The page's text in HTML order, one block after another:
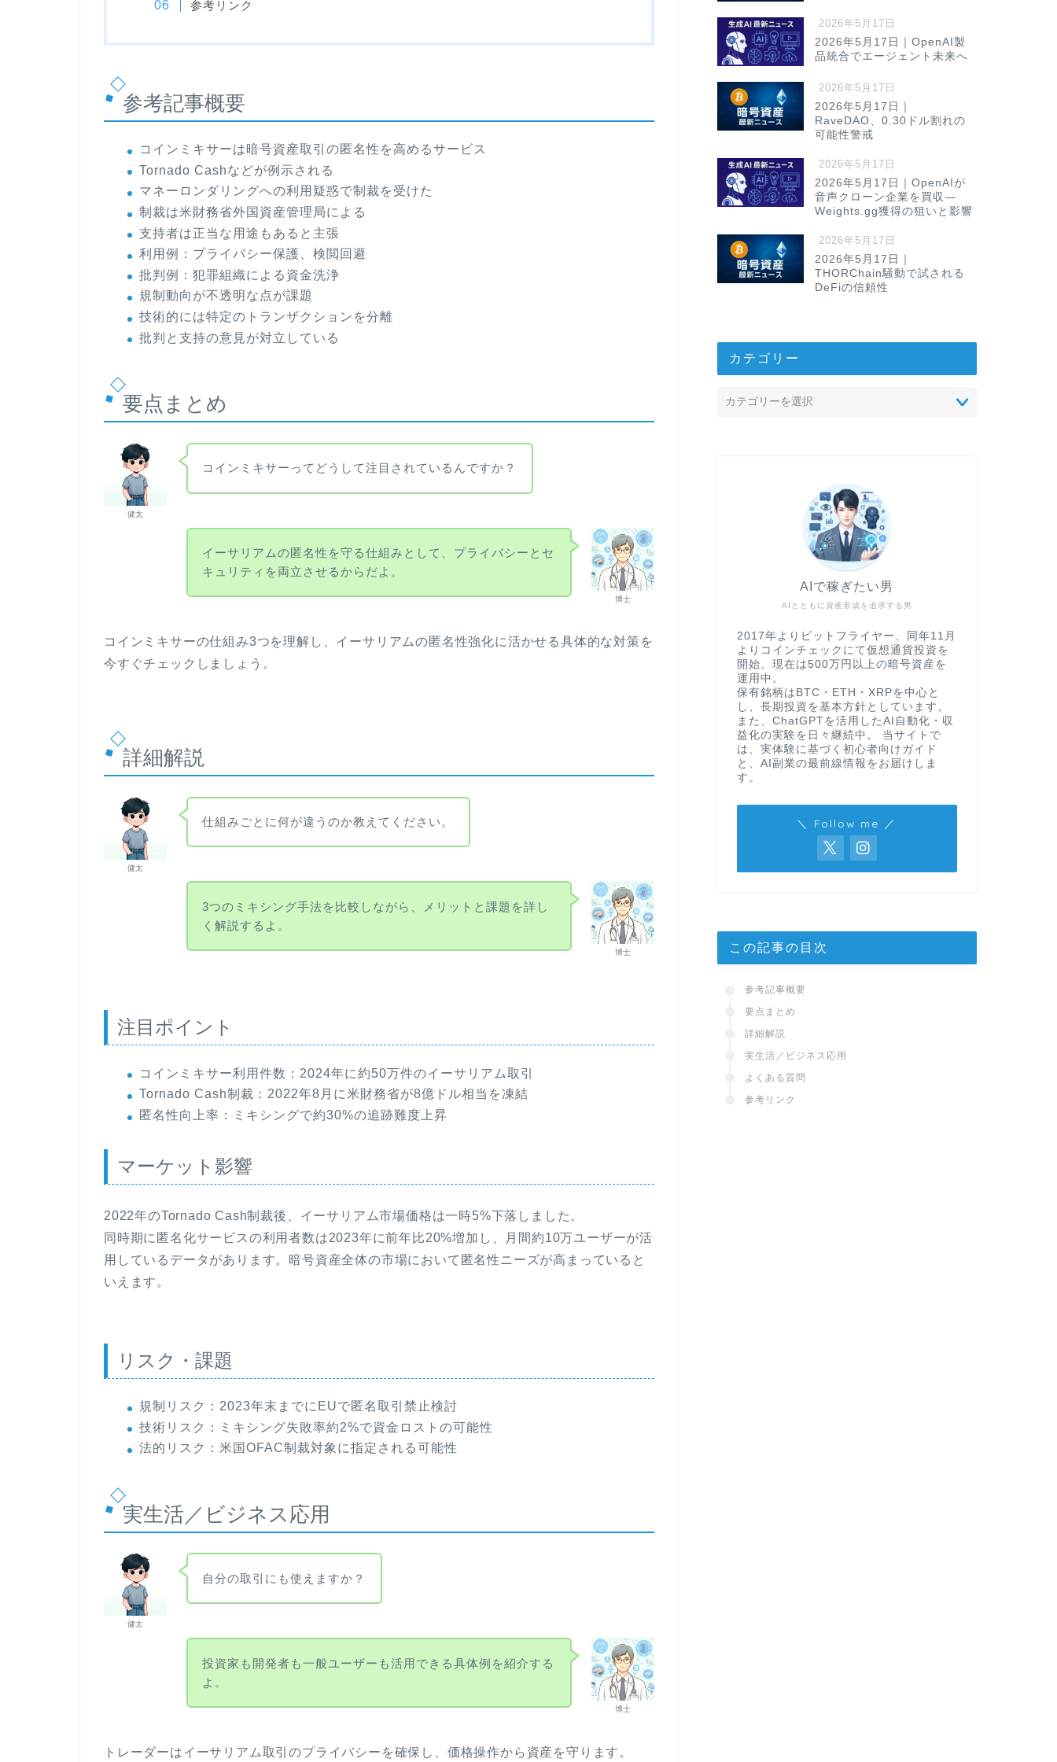
参考リンク
参考記事概要
コインミキサーは暗号資産取引の匿名性を高めるサービス
Tornado Cashなどが例示される
マネーロンダリングへの利用疑惑で制裁を受けた
制裁は米財務省外国資産管理局による
支持者は正当な用途もあると主張
利用例：プライバシー保護、検閲回避
批判例：犯罪組織による資金洗浄
規制動向が不透明な点が課題
技術的には特定のトランザクションを分離
批判と支持の意見が対立している
要点まとめ
健太
コインミキサーってどうして注目されているんですか？
博士
イーサリアムの匿名性を守る仕組みとして、プライバシーとセ
キュリティを両立させるからだよ。
コインミキサーの仕組み3つを理解し、イーサリアムの匿名性強化に活かせる具体的な対策を
今すぐチェックしましょう。
詳細解説
健太
仕組みごとに何が違うのか教えてください。
博士
3つのミキシング手法を比較しながら、メリットと課題を詳し
く解説するよ。
注目ポイント
コインミキサー利用件数：2024年に約50万件のイーサリアム取引
Tornado Cash制裁：2022年8月に米財務省が8億ドル相当を凍結
匿名性向上率：ミキシングで約30%の追跡難度上昇
マーケット影響
2022年のTornado Cash制裁後、イーサリアム市場価格は一時5%下落しました。
同時期に匿名化サービスの利用者数は2023年に前年比20%増加し、月間約10万ユーザーが活
用しているデータがあります。暗号資産全体の市場において匿名性ニーズが高まっていると
いえます。
リスク・課題
規制リスク：2023年末までにEUで匿名取引禁止検討
技術リスク：ミキシング失敗率約2%で資金ロストの可能性
法的リスク：米国OFAC制裁対象に指定される可能性
実生活／ビジネス応用
健太
自分の取引にも使えますか？
博士
投資家も開発者も一般ユーザーも活用できる具体例を紹介する
よ。
トレーダーはイーサリアム取引のプライバシーを確保し、価格操作から資産を守ります。
2026年5月17日
2026年5月17日｜OpenAI製
品統合でエージェント未来へ
2026年5月17日
2026年5月17日｜
RaveDAO、0.30ドル割れの
可能性警戒
2026年5月17日
2026年5月17日｜OpenAIが
音声クローン企業を買収—
Weights.gg獲得の狙いと影響
2026年5月17日
2026年5月17日｜
THORChain騒動で試される
DeFiの信頼性
カテゴリー
AIとともに資産形成を追求する男
AIで稼ぎたい男
2017年よりビットフライヤー、同年11月
よりコインチェックにて仮想通貨投資を
開始。現在は500万円以上の暗号資産を
運用中。
保有銘柄はBTC・ETH・XRPを中心と
し、長期投資を基本方針としています。
また、ChatGPTを活用したAI自動化・収
益化の実験を日々継続中。 当サイトで
は、実体験に基づく初心者向けガイド
と、AI副業の最前線情報をお届けしま
す。
＼ Follow me ／
この記事の目次
参考記事概要
要点まとめ
詳細解説
実生活／ビジネス応用
よくある質問
参考リンク